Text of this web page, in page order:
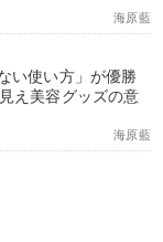
海原藍
い使い方」が優勝
え美容グッズの意
海原藍